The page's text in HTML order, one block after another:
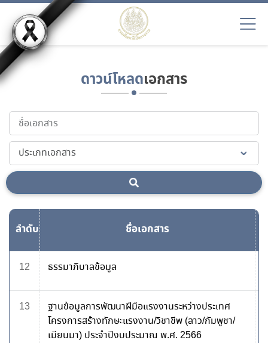
ดาวน์โหลดเอกสาร
ลำดับ ชื่อเอกสาร
12 ธรรมาภิบาลข้อมูล
13
ฐานข้อมูลการพัฒนาฝีมือแรงงานระหว่างประเทศ
โครงการสร้างทักษะแรงงาน/วิชาชีพ (ลาว/กัมพูชา/
เมียนมา) ประจำปีงบประมาณ พ.ศ. 2566